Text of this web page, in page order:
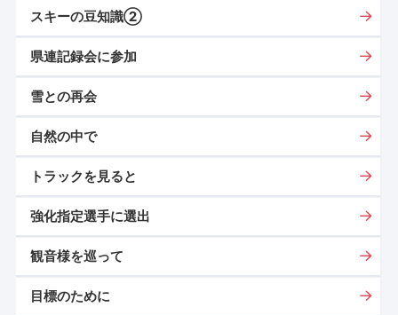
スキーの豆知識②
県連記録会に参加
雪との再会
自然の中で
トラックを見ると
強化指定選手に選出
観音様を巡って
目標のために